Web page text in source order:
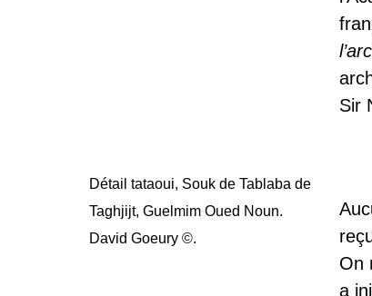
Sir
Détail tataoui, Souk de Tablaba de
Taghjijt, Guelmim Oued Noun.
David Goeury ©.
On
a